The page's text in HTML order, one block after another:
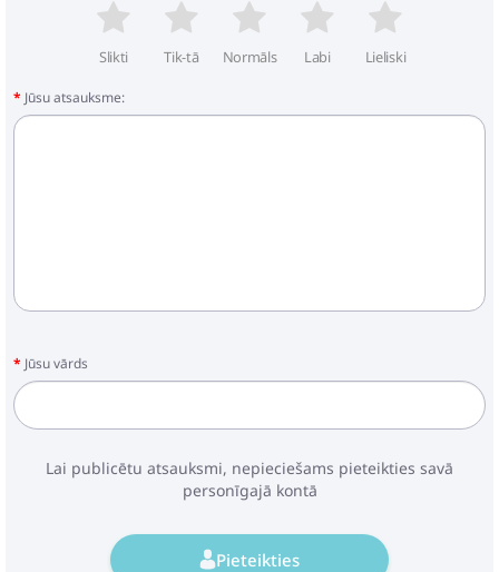
Slikti Tik-tā Normāls Labi Lieliski
Jūsu atsauksme:
Jūsu vārds
Lai publicētu atsauksmi, nepieciešams pieteikties savā
personīgajā kontā
Pieteikties